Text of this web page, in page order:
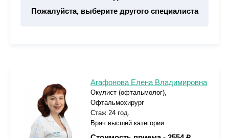
Пожалуйста, выберите другого специалиста
Агафонова Елена Владимировна
Окулист (офтальмолог),
Офтальмохирург
Стаж 24 год.
Врач высшей категории